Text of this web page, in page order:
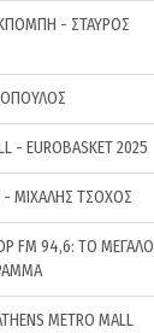
- ΣΤΑΥΡΟΣ
- EUROBASKET 2025
- ΜΙΧΑΛΗΣ ΤΣΟΧΟΣ
FM 94,6: ΤΟ ΜΕΓΑΛΟ
METRO MALL